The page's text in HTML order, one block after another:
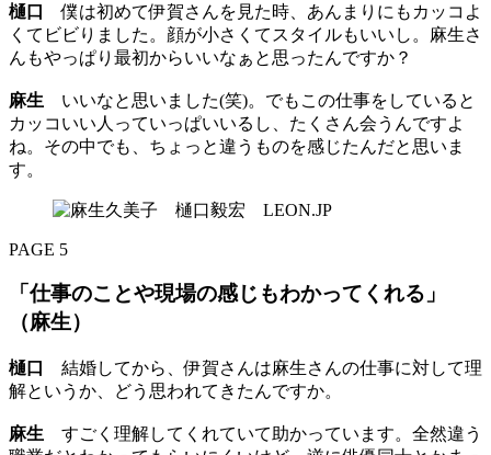
樋口
僕は初めて伊賀さんを見た時、あんまりにもカッコよ
くてビビりました。顔が小さくてスタイルもいいし。麻生さ
んもやっぱり最初からいいなぁと思ったんですか？
麻生 いいなと思いました(笑)。でもこの仕事をしていると
カッコいい人っていっぱいいるし、たくさん会うんですよ
ね。その中でも、ちょっと違うものを感じたんだと思いま
す。
PAGE 5
「仕事のことや現場の感じもわかってくれる」
（麻生）
樋口
結婚してから、伊賀さんは麻生さんの仕事に対して理
解というか、どう思われてきたんですか。
麻生 すごく理解してくれていて助かっています。全然違う